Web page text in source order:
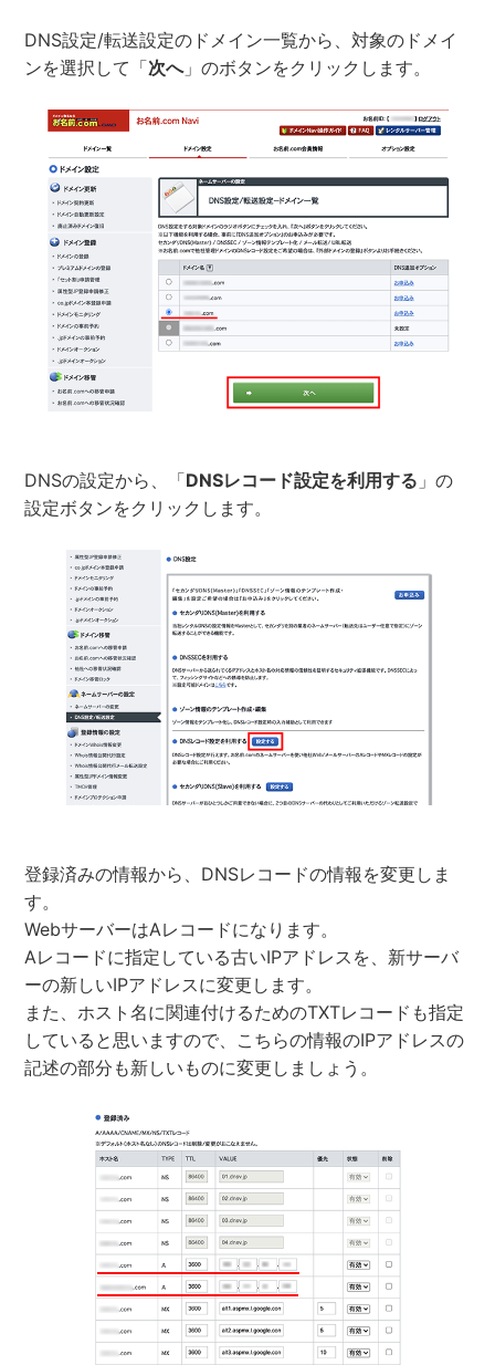
DNS設定/転送設定のドメイン一覧から、対象のドメイ
ンを選択して「次へ」のボタンをクリックします。
DNSの設定から、「DNSレコード設定を利用する 」の
設定ボタンをクリックします。
登録済みの情報から、DNSレコードの情報を変更しま
す。
WebサーバーはAレコードになります。
Aレコードに指定している古いIPアドレスを、新サーバ
ーの新しいIPアドレスに変更します。
また、ホスト名に関連付けるためのTXTレコードも指定
していると思いますので、こちらの情報のIPアドレスの
記述の部分も新しいものに変更しましょう。